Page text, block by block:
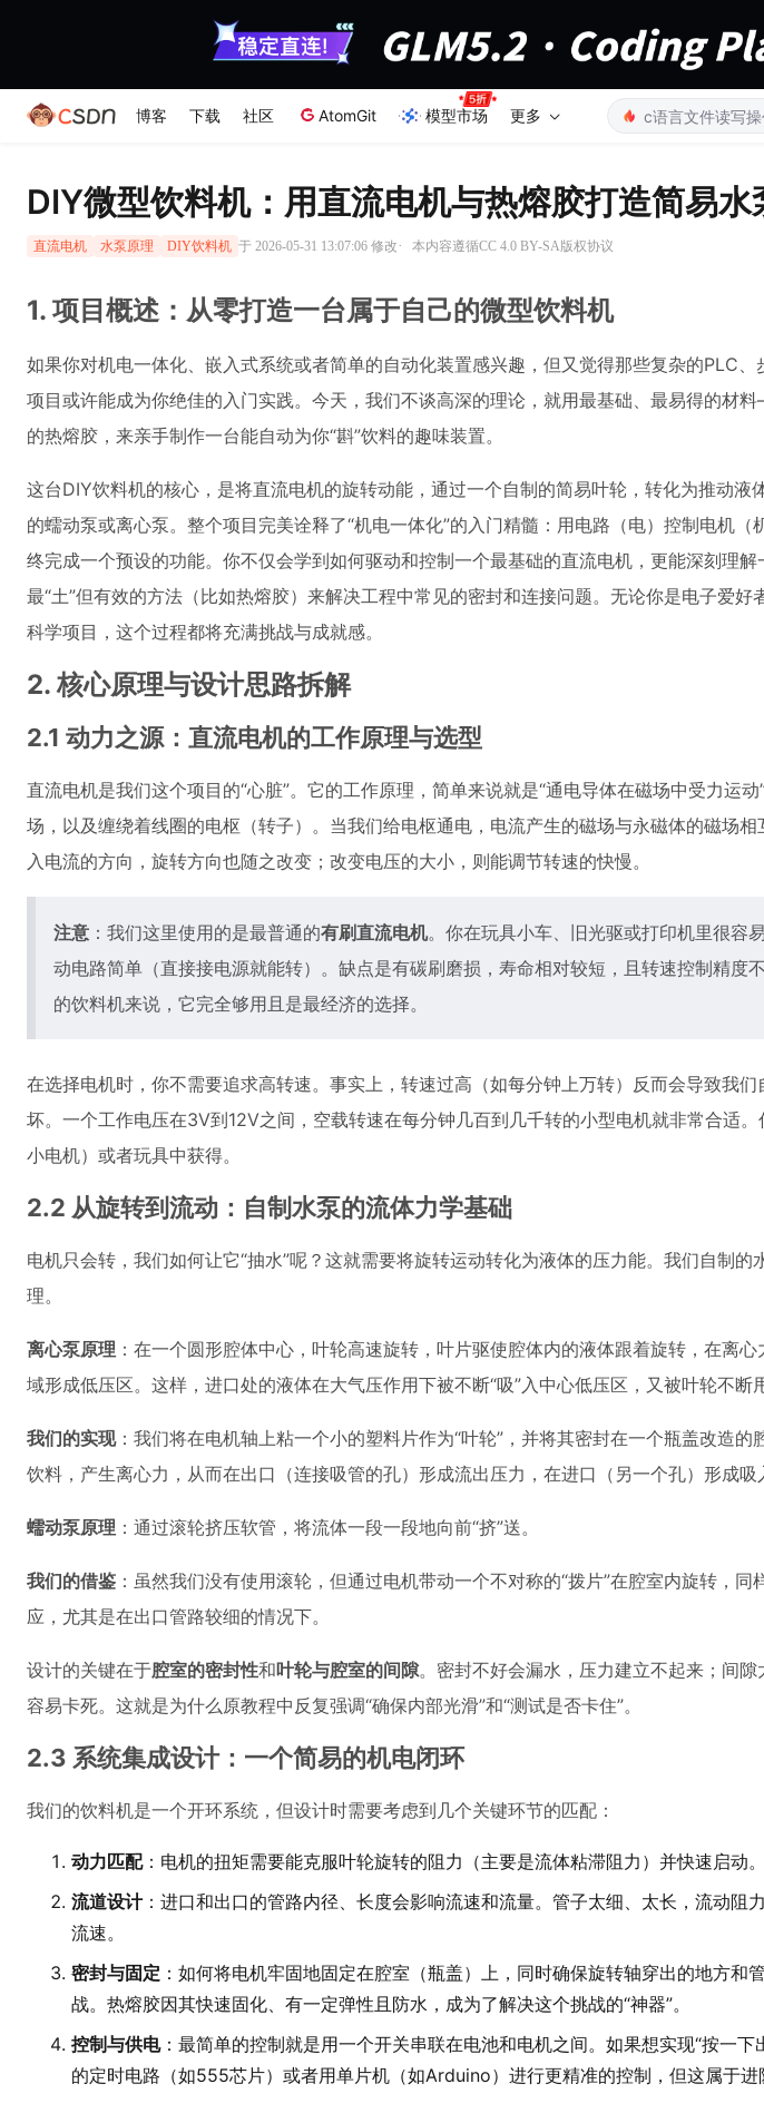
博客 下载 社区 AtomGit 模型市场 更多
DIY微型饮料机：用直流电机与热熔胶打造简易水
直流电机 水泵原理 DIY饮料机 于 2026-05-31 13:07:06 修改· 本内容遵循CC 4.0 BY-SA版权协议
1. 项目概述：从零打造一台属于自己的微型饮料机
如果你对机电一体化、嵌入式系统或者简单的自动化装置感兴趣，但又觉得那些复杂的PLC
项目或许能成为你绝佳的入门实践。今天，我们不谈高深的理论，就用最基础、最易得的材
的热熔胶，来亲手制作一台能自动为你“斟”饮料的趣味装置。
这台DIY饮料机的核心，是将直流电机的旋转动能，通过一个自制的简易叶轮，转化为推动液
的蠕动泵或离心泵。整个项目完美诠释了“机电一体化”的入门精髓：用电路（电）控制电机
终完成一个预设的功能。你不仅会学到如何驱动和控制一个最基础的直流电机，更能深刻理
最“土”但有效的方法（比如热熔胶）来解决工程中常见的密封和连接问题。无论你是电子爱
科学项目，这个过程都将充满挑战与成就感。
2. 核心原理与设计思路拆解
2.1 动力之源：直流电机的工作原理与选型
直流电机是我们这个项目的“心脏”。它的工作原理，简单来说就是“通电导体在磁场中受力运
场，以及缠绕着线圈的电枢（转子）。当我们给电枢通电，电流产生的磁场与永磁体的磁场
入电流的方向，旋转方向也随之改变；改变电压的大小，则能调节转速的快慢。
注意 ：我们这里使用的是最普通的有刷直流电机。你在玩具小车、旧光驱或打印机里很容
动电路简单（直接接电源就能转）。缺点是有碳刷磨损，寿命相对较短，且转速控制精度
的饮料机来说，它完全够用且是最经济的选择。
在选择电机时，你不需要追求高转速。事实上，转速过高（如每分钟上万转）反而会导致我
坏。一个工作电压在3V到12V之间，空载转速在每分钟几百到几千转的小型电机就非常合适
小电机）或者玩具中获得。
2.2 从旋转到流动：自制水泵的流体力学基础
电机只会转，我们如何让它“抽水”呢？这就需要将旋转运动转化为液体的压力能。我们自制的
理。
离心泵原理 ：在一个圆形腔体中心，叶轮高速旋转，叶片驱使腔体内的液体跟着旋转，在离
域形成低压区。这样，进口处的液体在大气压作用下被不断“吸”入中心低压区，又被叶轮不断
我们的实现：我们将在电机轴上粘一个小的塑料片作为“叶轮”，并将其密封在一个瓶盖改造
饮料，产生离心力，从而在出口（连接吸管的孔）形成流出压力，在进口（另一个孔）形成吸
蠕动泵原理 ：通过滚轮挤压软管，将流体一段一段地向前“挤”送。
我们的借鉴 ：虽然我们没有使用滚轮，但通过电机带动一个不对称的“拨片”在腔室内旋转，同
应，尤其是在出口管路较细的情况下。
设计的关键在于腔室的密封性和叶轮与腔室的间隙。密封不好会漏水，压力建立不起来；间
容易卡死。这就是为什么原教程中反复强调“确保内部光滑”和“测试是否卡住”。
2.3 系统集成设计：一个简易的机电闭环
我们的饮料机是一个开环系统，但设计时需要考虑到几个关键环节的匹配：
动力匹配：电机的扭矩需要能克服叶轮旋转的阻力（主要是流体粘滞阻力）并快速启动。
流道设计：进口和出口的管路内径、长度会影响流速和流量。管子太细、太长，流动阻
流速。
密封与固定 ：如何将电机牢固地固定在腔室（瓶盖）上，同时确保旋转轴穿出的地方和
战。热熔胶因其快速固化、有一定弹性且防水，成为了解决这个挑战的“神器”。
控制与供电：最简单的控制就是用一个开关串联在电池和电机之间。如果想实现“按一
的定时电路（如555芯片）或者用单片机（如Arduino）进行更精准的控制，但这属于进